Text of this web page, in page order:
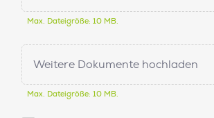
Max. Dateigröße: 10 MB.
Weitere Dokumente hochladen
Max. Dateigröße: 10 MB.